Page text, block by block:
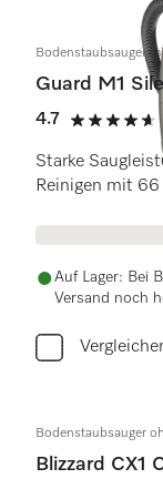
Bodenstaubsauger
Guard M1
4.7
4.7 Sterne
Starke
Reinigen mit 66
Auf Lager: Bei
Versand noch
Bodenstaubsauger
Blizzard CX1